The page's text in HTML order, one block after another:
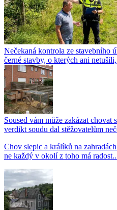
Nečekaná kontrola ze stavebního
černé stavby, o kterých ani
Soused vám může zakázat
verdikt soudu dal stěžovatelům
Chov slepic a králíků na
ne každý v okolí z toho má